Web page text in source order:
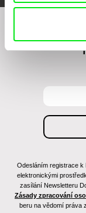
Chcete být
Odesláním registrace k
elektronickými
zasílání Newsletteru
Zásady zpracování
beru na vědomí práva